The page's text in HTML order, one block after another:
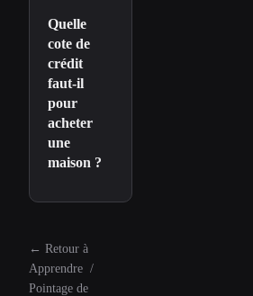
Quelle
cote de
crédit
faut-il
pour
acheter
une
maison ?
← Retour à
Apprendre /
Pointage de